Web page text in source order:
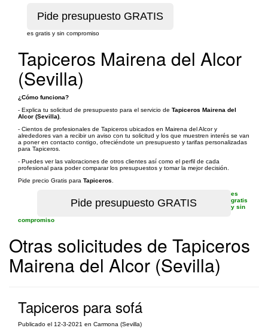
es gratis y sin compromiso
Tapiceros Mairena del Alcor
(Sevilla)
¿Cómo funciona?
- Explica tu solicitud de presupuesto para el servicio de Tapiceros Mairena del
Alcor (Sevilla)
- Cientos de profesionales de Tapiceros ubicados en Mairena del Alcor y
alrededores van a recibir un aviso con tu solicitud y los que muestren interés se van
a poner en contacto contigo, ofreciéndote un presupuesto y tarifas personalizadas
para Tapiceros.
- Puedes ver las valoraciones de otros clientes así como el perfil de cada
profesional para poder comparar los presupuestos y tomar la mejor decisión.
Pide precio Gratis para Tapiceros
es
gratis
y sin
compromiso
Otras solicitudes de Tapiceros
Mairena del Alcor (Sevilla)
Tapiceros para sofá
Publicado el 12-3-2021 en Carmona (Sevilla)